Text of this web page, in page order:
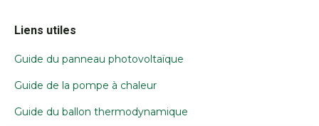
Liens utiles
Guide du panneau photovoltaïque
Guide de la pompe à chaleur
Guide du ballon thermodynamique